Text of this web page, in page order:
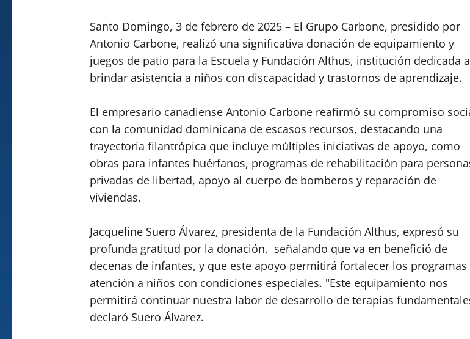
Santo Domingo, 3 de febrero de 2025 – El Grupo Carbone, presidido por
Antonio Carbone, realizó una significativa donación de equipamiento y
juegos de patio para la Escuela y Fundación Althus, institución dedicada a
brindar asistencia a niños con discapacidad y trastornos de aprendizaje.
El empresario canadiense Antonio Carbone reafirmó su compromiso
con la comunidad dominicana de escasos recursos, destacando una
trayectoria filantrópica que incluye múltiples iniciativas de apoyo, como
obras para infantes huérfanos, programas de rehabilitación para
privadas de libertad, apoyo al cuerpo de bomberos y reparación de
viviendas.
Jacqueline Suero Álvarez, presidenta de la Fundación Althus, expresó su
profunda gratitud por la donación, señalando que va en benefició de
decenas de infantes, y que este apoyo permitirá fortalecer los programas
atención a niños con condiciones especiales. "Este equipamiento nos
permitirá continuar nuestra labor de desarrollo de terapias
declaró Suero Álvarez.